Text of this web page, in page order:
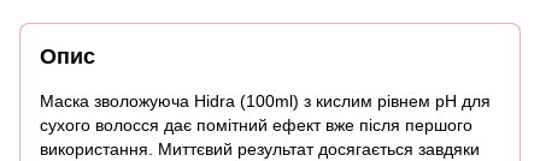
Опис
Маска зволожуюча Hidra (100ml) з кислим рівнем pН для
сухого волосся дає помітний ефект вже після першого
використання. Миттєвий результат досягається завдяки